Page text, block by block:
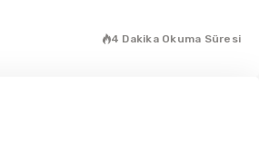
4 Dakika Okuma Süresi